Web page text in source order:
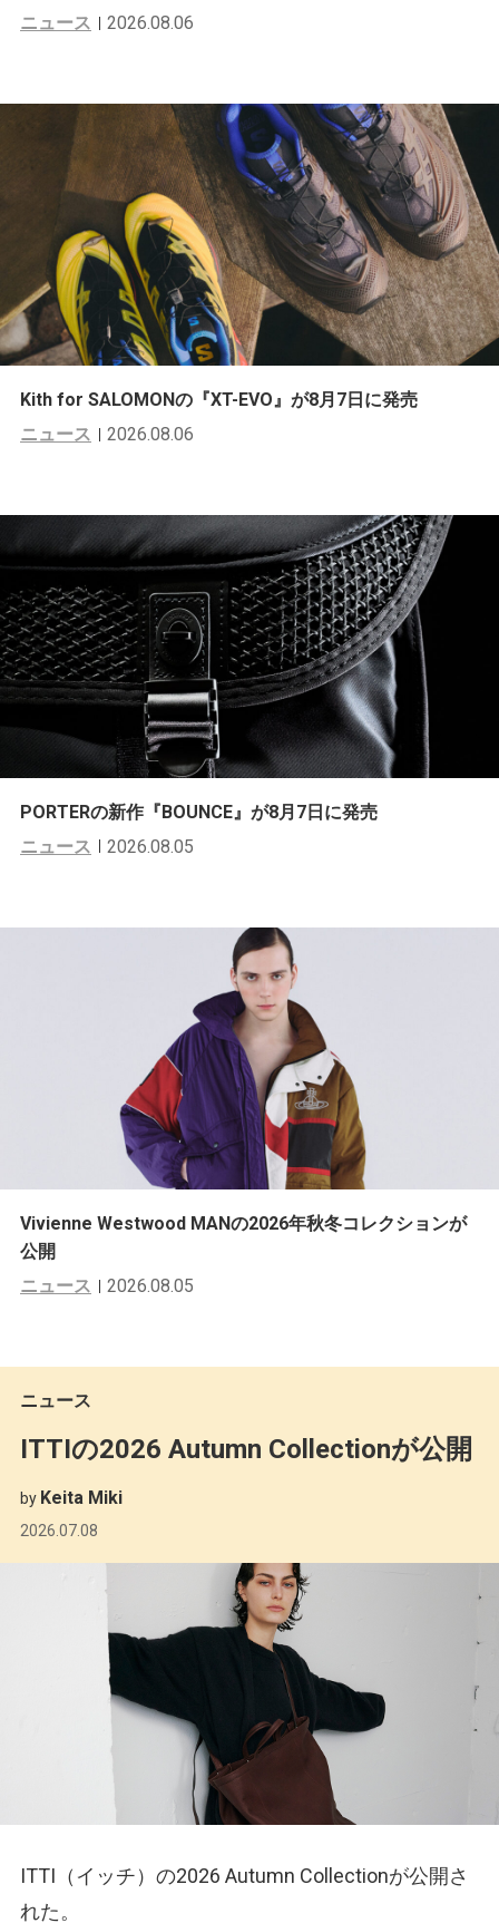
ニュース
2026.08.06
Kith for SALOMONの『XT-EVO』が8月7日に発売
ニュース
2026.08.06
PORTERの新作『BOUNCE』が8月7日に発売
ニュース
2026.08.05
Vivienne Westwood MANの2026年秋冬コレクションが
公開
ニュース
2026.08.05
ニュース
ITTIの2026 Autumn Collectionが公開
by Keita Miki
2026.07.08
ITTI（イッチ）の2026 Autumn Collectionが公開さ
れた。